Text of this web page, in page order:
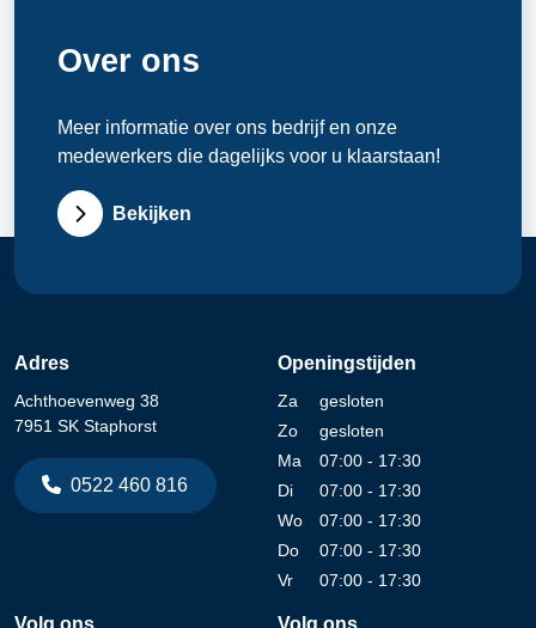
Over ons
Meer informatie over ons bedrijf en onze
medewerkers die dagelijks voor u klaarstaan!
Bekijken
Adres
Achthoevenweg 38
7951 SK Staphorst
0522 460 816
Openingstijden
Za
gesloten
Zo
gesloten
Ma
07:00 - 17:30
Di
07:00 - 17:30
Wo
07:00 - 17:30
Do
07:00 - 17:30
Vr
07:00 - 17:30
Volg ons Volg ons